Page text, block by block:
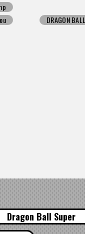
DRAGON
Dragon Ball Super